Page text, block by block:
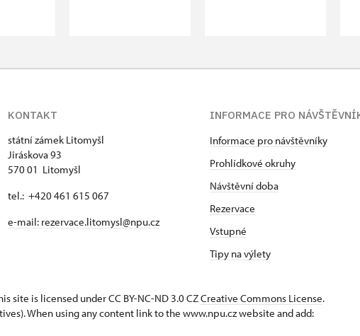
KONTAKT
státní zámek Litomyšl
Jiráskova 93
570 01 Litomyšl
tel.: +420 461 615 067
e-mail: rezervace.litomysl@npu.cz
INFORMACE PRO
Informace pro návštěvníky
Prohlídkové okruhy
Návštěvní doba
Rezervace
Vstupné
Tipy na výlety
site is licensed under CC BY-NC-ND 3.0 CZCreative Commons License.
When using any content link to the www.npu.cz website and add: